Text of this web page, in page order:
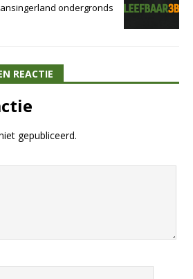
ondergronds
REACTIE
gepubliceerd.